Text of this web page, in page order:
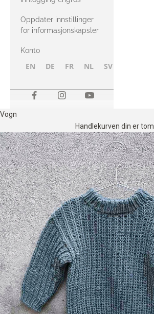
Oppdater innstillinger
for informasjonskapsler
Konto
EN DE FR NL SV
Vogn
Handlekurven din er tom